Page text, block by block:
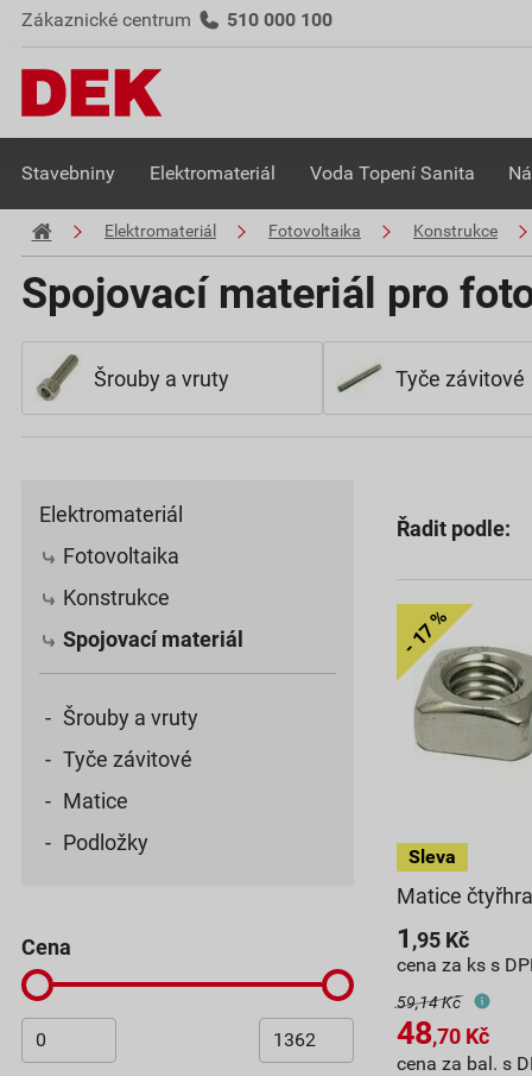
Zákaznické centrum 510 000 100
Stavebniny Elektromateriál Voda Topení Sanita
Elektromateriál Fotovoltaika Konstrukce
Spojovací materiál pro
Šrouby a vruty Tyče závitové
Elektromateriál
Fotovoltaika
Konstrukce
Spojovací materiál
Šrouby a vruty
Tyče závitové
Matice
Podložky
cena
Řadit podle:
Matice
1 ,95 Kč
cena za ks s
59,14 Kč
48,70 Kč
cena za bal. s